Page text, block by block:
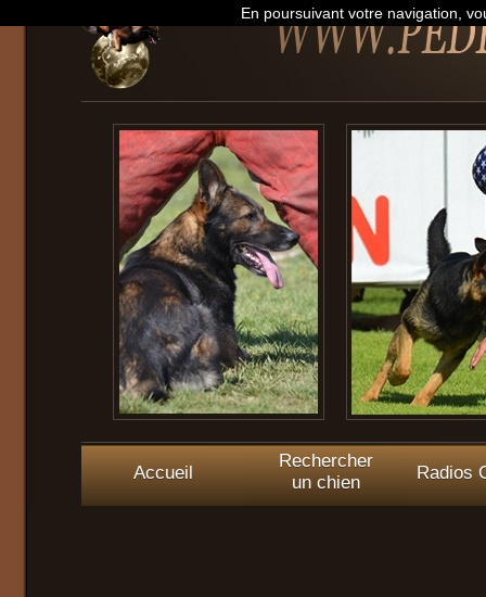
Accueil
Rechercher
un chien
Radios
En poursuivant votre navigation,